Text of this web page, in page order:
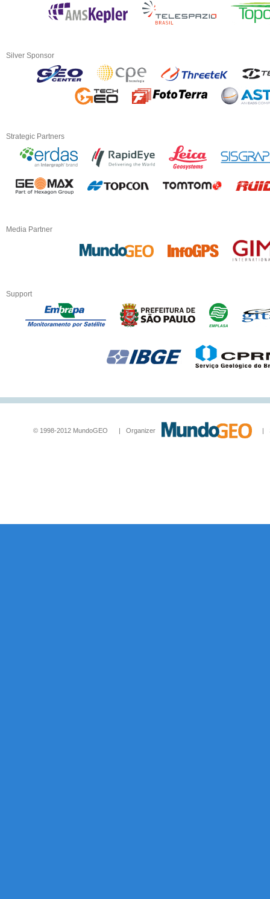
Silver Sponsor
Strategic Partners
Media Partner
Support
© 1998-2012 MundoGEO | Organizer |